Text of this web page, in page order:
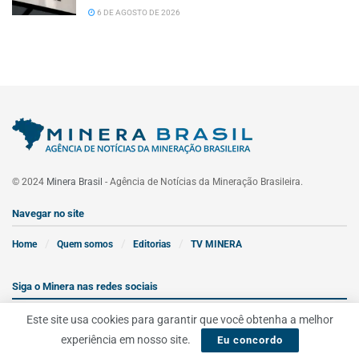
6 DE AGOSTO DE 2026
© 2024 Minera Brasil - Agência de Notícias da Mineração Brasileira.
Navegar no site
Home Quem somos Editorias TV MINERA
Siga o Minera nas redes sociais
Este site usa cookies para garantir que você obtenha a melhor
experiência em nosso site.
Eu concordo